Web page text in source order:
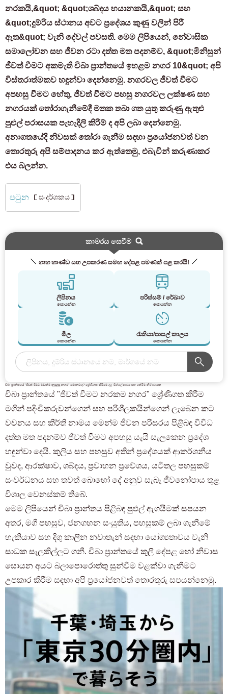
නරකයි,&quot; &quot;ශබ්දය භයානකයි,&quot; සහ
&quot;දුම්රිය ස්ථානය අවට ප්‍රදේශය කුණු වලින් පිරී
ඇත&quot; වැනි දේවල් පවසති. මෙම ලිපියෙන්, නේවාසික
සමාලෝචන සහ ජීවන රටා දත්ත මත පදනම්ව, &quot;මිනිසුන්
ජීවත් වීමට අකමැති චිබා ප්‍රාන්තයේ ඉහළම නගර 10&quot; අපි
විස්තරාත්මකව හඳුන්වා දෙන්නෙමු. නගරවල ජීවත් වීමට
අපහසු වීමට හේතු, ජීවත් වීමට පහසු නගරවල ලක්ෂණ සහ
නගරයක් තෝරාගැනීමේදී මතක තබා ගත යුතු කරුණු ඇතුළු
පුළුල් පරාසයක පැහැදිලි කිරීම් ද අපි ලබා දෙන්නෙමු.
අනාගතයේදී නිවසක් තෝරා ගැනීම සඳහා ප්‍රයෝජනවත් වන
තොරතුරු අපි සම්පාදනය කර ඇත්තෙමු, එබැවින් කරුණාකර
එය බලන්න.
පටුන ［සංදර්ශකය］
කාමරය සෙවීම
ගෘහ භාණ්ඩ සහ උපකරණ සමඟ දේපළ පමණක් පළ කරයි!
ලිපිනය
සොයන්න
පරිස්සම් / රේඛාව
සොයන්න
මිල
සොයන්න
රැකියා/පාසල් කාලය
සොයන්න
චිබා ප්‍රාන්තයේ "ජීවත් වීමට වඩාත්ම නුසුදුසු නගර" මොනවාද? ශ්‍රේණිගත කිරීමේ දළ විශ්ලේෂණය සහ තේරීම් නිර්ණායක
චිබා ප්‍රාන්තයේ "ජීවත් වීමට නරකම නගර" ශ්‍රේණිගත කිරීම
මගින් පදිංචිකරුවන්ගෙන් සහ පරිශීලකයින්ගෙන් ලැබෙන කට
වචනය සහ කීර්ති නාමය මෙන්ම ජීවන පරිසරය පිළිබඳ විවිධ
දත්ත මත පදනම්ව ජීවත් වීමට අපහසු යැයි සැලකෙන ප්‍රදේශ
හඳුන්වා දෙයි. කුලිය සහ පහසුව අතින් ප්‍රදේශයක් ආකර්ශනීය
වුවද, ආරක්ෂාව, ශබ්දය, ප්‍රවාහන ප්‍රවේශය, යටිතල පහසුකම්
සංවර්ධනය සහ තවත් බොහෝ දේ අනුව සැබෑ ජීවනෝපාය තුළ
විශාල වෙනස්කම් තිබේ.
මෙම ලිපියෙන් චිබා ප්‍රාන්තය පිළිබඳ පුළුල් ඇගයීමක් සපයන
අතර, මගී පහසුව, ජනගහන සංයුතිය, පහසුකම් ලබා ගැනීමේ
හැකියාව සහ දිගු කාලීන නවාතැන් සඳහා යෝග්‍යතාවය වැනි
සාධක සැලකිල්ලට ගනී. චිබා ප්‍රාන්තයේ කුලී දේපළ හෝ නිවාස
සොයන අයට බලාපොරොත්තු සුන්වීම වළක්වා ගැනීමට
උපකාර කිරීම සඳහා අපි ප්‍රයෝජනවත් තොරතුරු සපයන්නෙමු.